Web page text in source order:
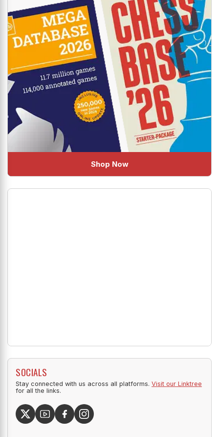
Shop Now
SOCIALS
Stay connected with us across all platforms. Visit our Linktree
for all the links.